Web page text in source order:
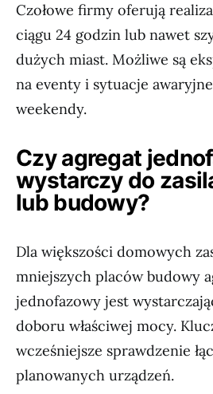
Czołowe firmy oferują
ciągu 24 godzin lub nawet
dużych miast. Możliwe są
na eventy i sytuacje
weekendy.
Czy agregat
wystarczy do
lub budowy?
Dla większości domowych
mniejszych placów budowy
jednofazowy jest
doboru właściwej mocy.
wcześniejsze sprawdzenie
planowanych urządzeń.